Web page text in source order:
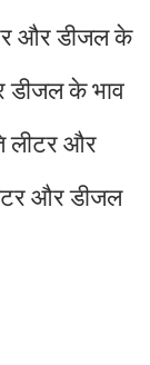
और डीजल के
डीजल के भाव
लीटर और
और डीजल